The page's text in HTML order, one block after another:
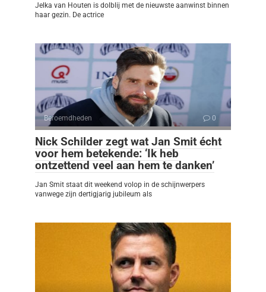
Jelka van Houten is dolblij met de nieuwste aanwinst binnen
haar gezin. De actrice
Beroemdheden 0
Nick Schilder zegt wat Jan Smit écht
voor hem betekende: ‘Ik heb
ontzettend veel aan hem te danken’
Jan Smit staat dit weekend volop in de schijnwerpers
vanwege zijn dertigjarig jubileum als